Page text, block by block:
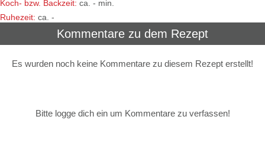
Koch- bzw. Backzeit: ca. - min.
Ruhezeit: ca. -
Kommentare zu dem Rezept
Es wurden noch keine Kommentare zu diesem Rezept erstellt!
Bitte logge dich ein um Kommentare zu verfassen!